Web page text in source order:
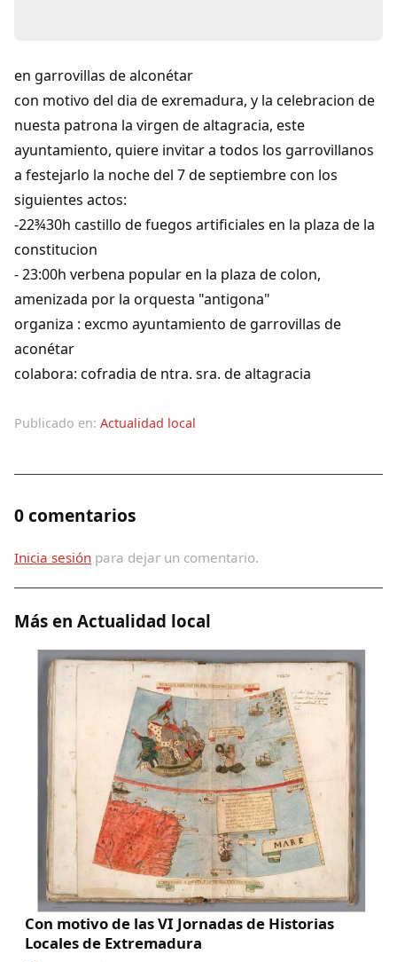
Foros
Idiosincrasia
Diccionario
Traductor
Dichos
Cancionero Local
Apodos
Peñas
La palra
Modo oscuro
en garrovillas de alconétar
con motivo del dia de exremadura, y la celebracion de
nuesta patrona la virgen de altagracia, este
ayuntamiento, quiere invitar a todos los garrovillanos
a festejarlo la noche del 7 de septiembre con los
siguientes actos:
-22¾30h castillo de fuegos artificiales en la plaza de la
constitucion
- 23:00h verbena popular en la plaza de colon,
amenizada por la orquesta "antigona"
organiza : excmo ayuntamiento de garrovillas de
aconétar
colabora: cofradia de ntra. sra. de altagracia
Publicado en: Actualidad local
0 comentarios
Inicia sesión para dejar un comentario.
Más en Actualidad local
Con motivo de las VI Jornadas de Historias
Locales de Extremadura